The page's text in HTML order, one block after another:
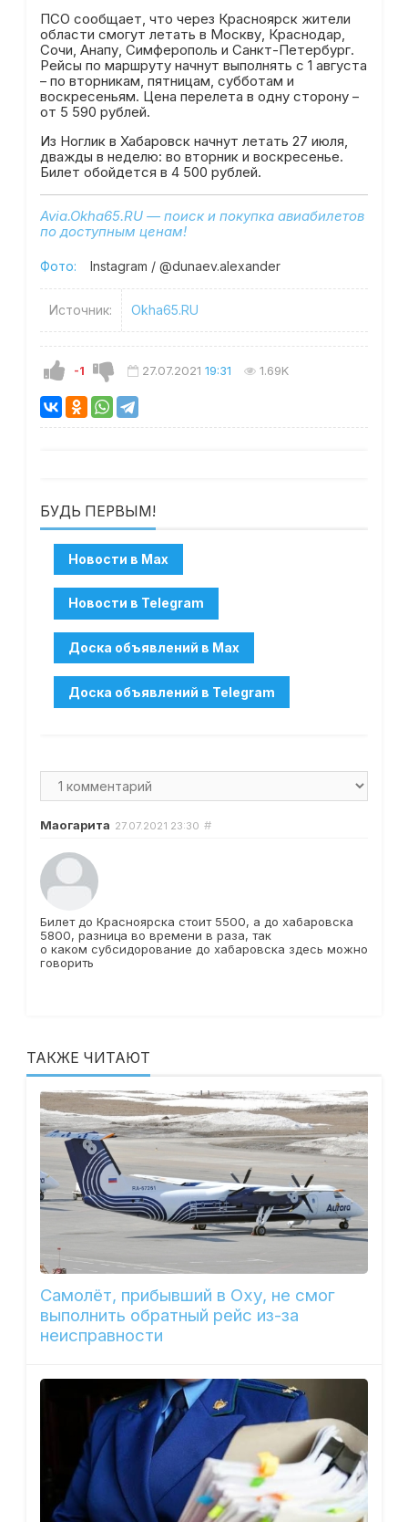
ПСО сообщает, что через Красноярск жители
области смогут летать в Москву, Краснодар,
Сочи, Анапу, Симферополь и Санкт-Петербург.
Рейсы по маршруту начнут выполнять с 1 августа
– по вторникам, пятницам, субботам и
воскресеньям. Цена перелета в одну сторону –
от 5 590 рублей.
Из Ноглик в Хабаровск начнут летать 27 июля,
дважды в неделю: во вторник и воскресенье.
Билет обойдется в 4 500 рублей.
Avia.Okha65.RU — поиск и покупка авиабилетов
по доступным ценам!
Фото: Instagram / @dunaev.alexander
Источник: Okha65.RU
-1 27.07.2021 19:31 1.69K
БУДЬ ПЕРВЫМ!
Маогарита 27.07.2021 23:30 #
Билет до Красноярска стоит 5500, а до хабаровска
5800, разница во времени в раза, так
о каком субсидорование до хабаровска здесь можно
говорить
ТАКЖЕ ЧИТАЮТ
Самолёт, прибывший в Оху, не смог
выполнить обратный рейс из-за
неисправности